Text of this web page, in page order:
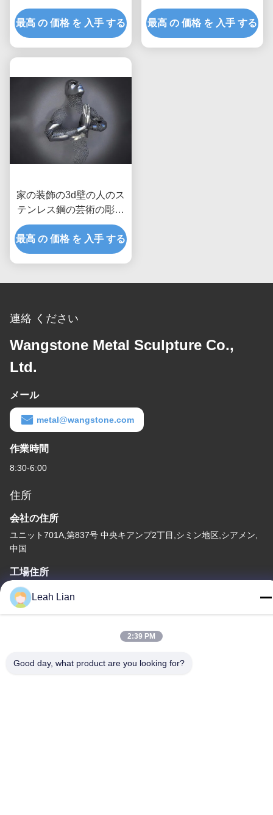
かれた気球
最高 の 価格 を 入手 する
って塗られる終わり
最高 の 価格 を 入手 する
家の装飾の3d壁の人のス
テンレス鋼の芸術の彫刻
のマットの比ゆ的な終わ
り
最高 の 価格 を 入手 する
連絡 ください
Wangstone Metal Sculpture Co.,
Ltd.
メール
metal@wangstone.com
作業時間
8:30-6:00
住所
会社の住所
ユニット701A,第837号 中央キアンプ2丁目,シミン地区,シアメン,
中国
工場住所
第72号 ユンジュン道路 武峰村 崇武町 泉州市 福建市
テレ
Leah Lian
2:39 PM
Good day, what product are you looking for?